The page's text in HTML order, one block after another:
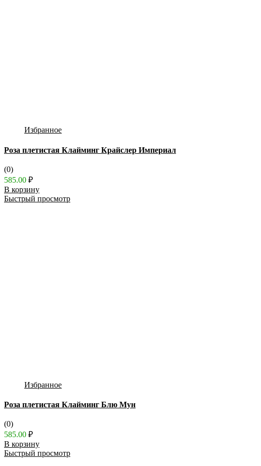
Избранное
Роза плетистая Клайминг Крайслер Империал
(0)
585.00 ₽
В корзину
Быстрый просмотр
Избранное
Роза плетистая Клайминг Блю Мун
(0)
585.00 ₽
В корзину
Быстрый просмотр